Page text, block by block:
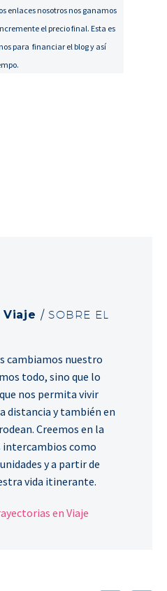
enlaces nosotros nos ganamos
el precio final. Esta es
para financiar el blog y así
/ SOBRE EL
cambiamos nuestro
todo, sino que lo
nos permita vivir
distancia y también en
Creemos en la
intercambios como
y a partir de
vida itinerante.
en Viaje